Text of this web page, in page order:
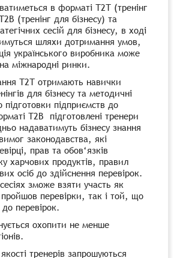
в форматі Т2Т (тренінг
(тренінг для бізнесу) та
сесій для бізнесу, в ході
шляхи дотримання умов,
українського виробника може
міжнародні ринки.
Т2Т отримають навички
для бізнесу та методичні
підприємств до
Т2В підготовлені тренери
надаватимуть бізнесу знання
законодавства, які
прав та обов‘язків
харчових продуктів, правил
осіб до здійснення перевірок.
зможе взяти участь як
перевірки, так і той, що
перевірок.
охопити не менше
тренерів запрошуються